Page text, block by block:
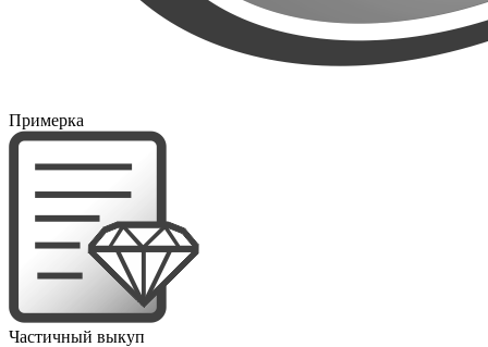
Примерка
Частичный выкуп